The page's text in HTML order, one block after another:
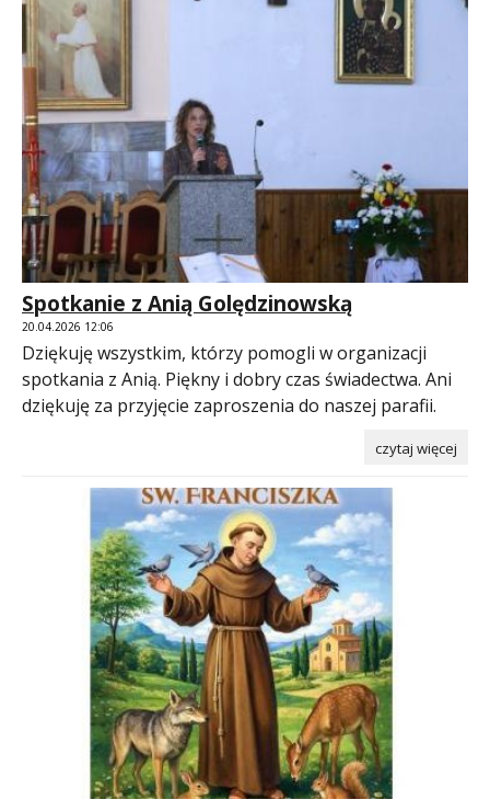
Spotkanie z Anią Golędzinowską
20.04.2026 12:06
Dziękuję wszystkim, którzy pomogli w organizacji
spotkania z Anią. Piękny i dobry czas świadectwa. Ani
dziękuję za przyjęcie zaproszenia do naszej parafii.
czytaj więcej